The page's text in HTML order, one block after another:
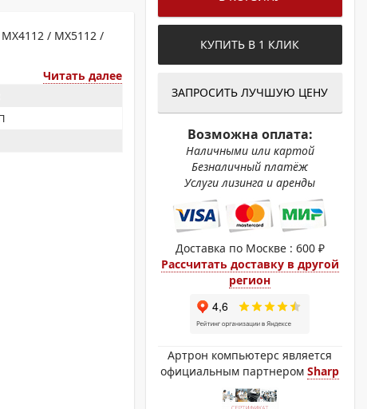
/ MX5112 /
Читать далее
КУПИТЬ В 1 КЛИК
ЗАПРОСИТЬ ЛУЧШУЮ ЦЕНУ
Возможна оплата:
Наличными или картой
Безналичный платёж
Услуги лизинга и аренды
Доставка по Москве : 600 ₽
Рассчитать доставку в другой
регион
Артрон компьютерс является
официальным партнеромSharp